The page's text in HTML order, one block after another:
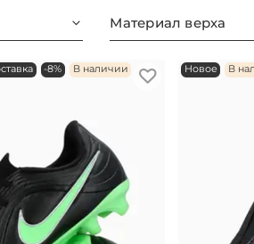
Материал верха
-8% В наличии Новое В